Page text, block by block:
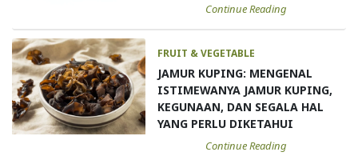
Continue Reading
FRUIT & VEGETABLE
JAMUR KUPING: MENGENAL
ISTIMEWANYA JAMUR KUPING,
KEGUNAAN, DAN SEGALA HAL
YANG PERLU DIKETAHUI
Continue Reading